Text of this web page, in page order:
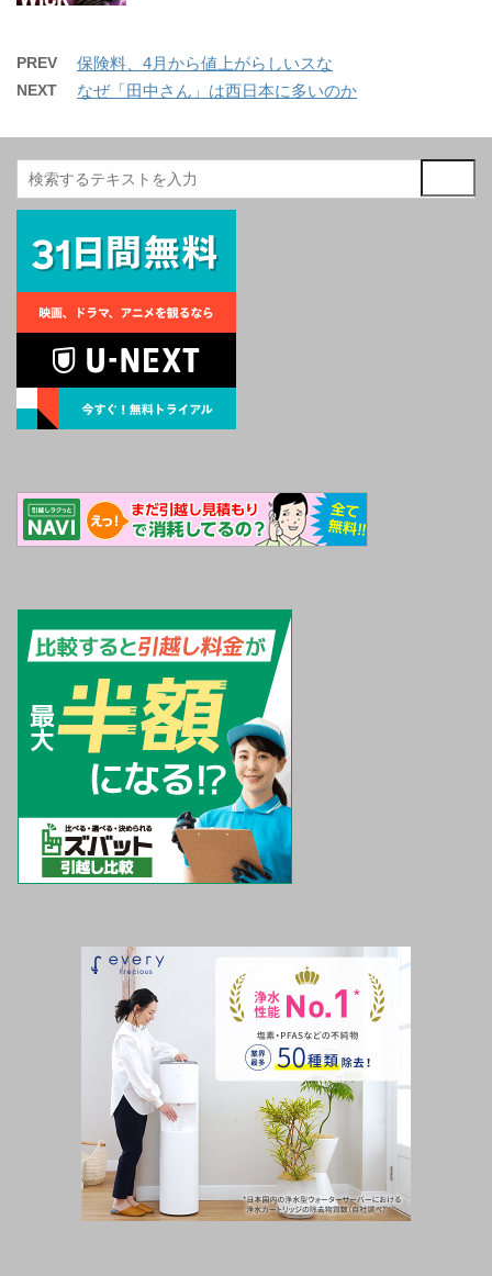
PREV 保険料、4月から値上がらしいスな
NEXT なぜ「田中さん」は西日本に多いのか